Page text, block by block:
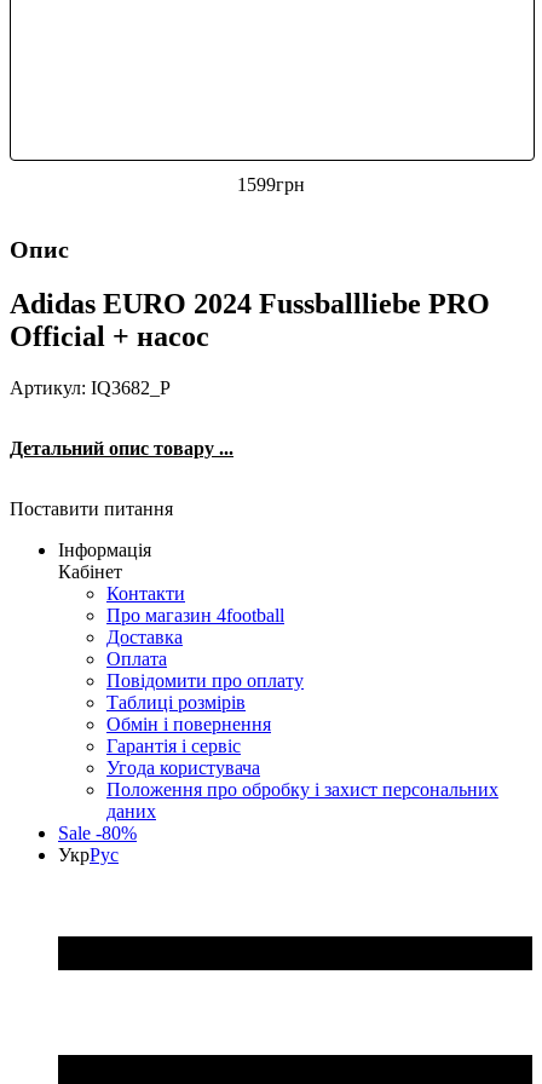
1599грн
Опис
Adidas EURO 2024 Fussballliebe PRO
Official + насос
Артикул: IQ3682_P
Детальний опис товару ...
Поставити питання
Інформація
Кабінет
Контакти
Про магазин 4football
Доставка
Оплата
Повідомити про оплату
Таблиці розмірів
Обмін і повернення
Гарантія і сервіс
Угода користувача
Положення про обробку і захист персональних
даних
Sale -80%
УкрРус